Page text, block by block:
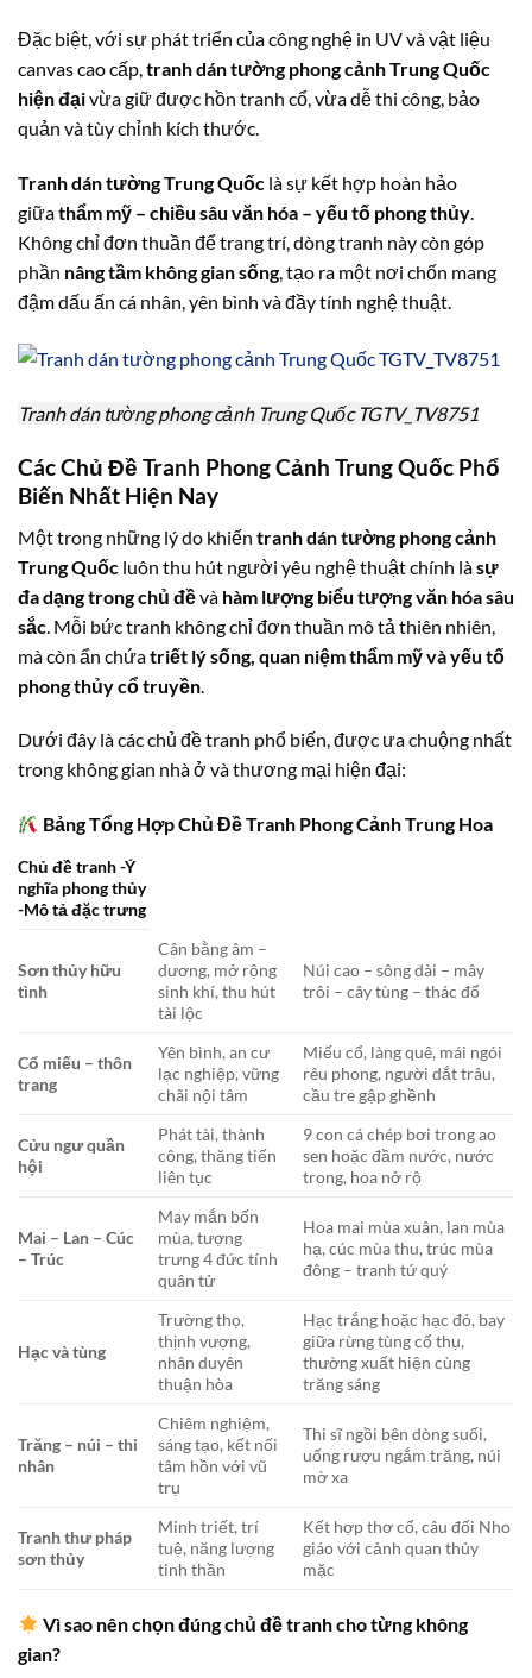
Đặc biệt, với sự phát triển của công nghệ in UV và vật liệu
canvas cao cấp,tranh dán tường phong cảnh Trung Quốc
hiện đạivừa giữ được hồn tranh cổ, vừa dễ thi công, bảo
quản và tùy chỉnh kích thước.
Tranh dán tường Trung Quốc là sự kết hợp hoàn hảo
giữathẩm mỹ – chiều sâu văn hóa – yếu tố phong thủy.
Không chỉ đơn thuần để trang trí, dòng tranh này còn góp
phần nâng tầm không gian sống, tạo ra một nơi chốn mang
đậm dấu ấn cá nhân, yên bình và đầy tính nghệ thuật.
Tranh dán tường phong cảnh Trung Quốc TGTV_TV8751
Các Chủ Đề Tranh Phong Cảnh Trung Quốc Phổ
Biến Nhất Hiện Nay
Một trong những lý do khiến tranh dán tường phong cảnh
Trung Quốc luôn thu hút người yêu nghệ thuật chính làsự
đa dạng trong chủ đềvà hàm lượng biểu tượng văn hóa sâu
sắc . Mỗi bức tranh không chỉ đơn thuần mô tả thiên nhiên,
mà còn ẩn chứatriết lý sống, quan niệm thẩm mỹ và yếu tố
phong thủy cổ truyền
Dưới đây là các chủ đề tranh phổ biến, được ưa chuộng nhất
trong không gian nhà ở và thương mại hiện đại:
Bảng Tổng Hợp Chủ Đề Tranh Phong Cảnh Trung Hoa
Chủ đề tranh -Ý
nghĩa phong thủy
-Mô tả đặc trưng
Sơn thủy hữu
tình
Cân bằng âm –
dương, mở rộng
sinh khí, thu hút
tài lộc
Núi cao – sông dài – mây
trôi – cây tùng – thác đổ
Cổ miếu – thôn
trang
Yên bình, an cư
lạc nghiệp, vững
chãi nội tâm
Miếu cổ, làng quê, mái ngói
rêu phong, người dắt trâu,
cầu tre gập ghềnh
Cửu ngư quần
hội
Phát tài, thành
công, thăng tiến
liên tục
9 con cá chép bơi trong ao
sen hoặc đầm nước, nước
trong, hoa nở rộ
Mai – Lan – Cúc
– Trúc
May mắn bốn
mùa, tượng
trưng 4 đức tính
quân tử
Hoa mai mùa xuân, lan mùa
hạ, cúc mùa thu, trúc mùa
đông – tranh tứ quý
Hạc và tùng
Trường thọ,
thịnh vượng,
nhân duyên
thuận hòa
Hạc trắng hoặc hạc đỏ, bay
giữa rừng tùng cổ thụ,
thường xuất hiện cùng
trăng sáng
Trăng – núi – thi
nhân
Chiêm nghiệm,
sáng tạo, kết nối
tâm hồn với vũ
trụ
Thi sĩ ngồi bên dòng suối,
uống rượu ngắm trăng, núi
mờ xa
Tranh thư pháp
sơn thủy
Minh triết, trí
tuệ, năng lượng
tinh thần
Kết hợp thơ cổ, câu đối Nho
giáo với cảnh quan thủy
mặc
Vì sao nên chọn đúng chủ đề tranh cho từng không
gian?